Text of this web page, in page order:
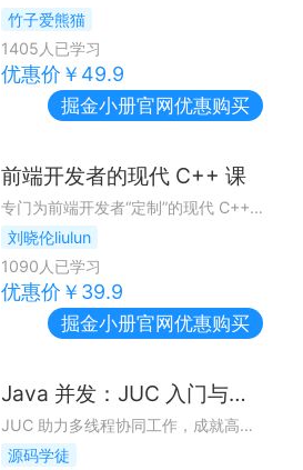
竹子爱熊猫
1405 人已学习
优惠价￥ 49.9
掘金小册官网优惠购买
前端开发者的现代 C++ 课
专门为前端开发者“定制”的现代 C++ 编程指南
刘晓伦liulun
1090 人已学习
优惠价￥ 39.9
掘金小册官网优惠购买
Java 并发：JUC 入门与进阶
JUC 助力多线程协同工作，成就高效并发
源码学徒